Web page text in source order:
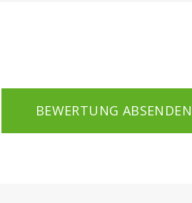
BEWERTUNG ABSENDEN